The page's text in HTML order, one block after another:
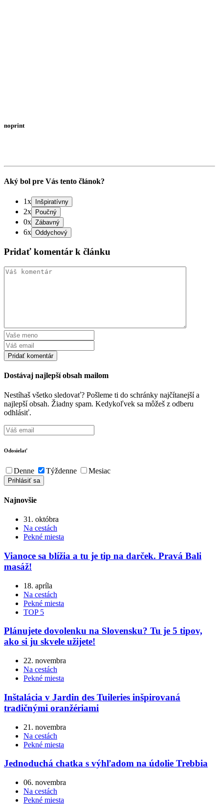
noprint
Aký bol pre Vás tento článok?
1x
2x
0x
6x
Pridať komentár k článku
Dostávaj najlepší obsah mailom
Nestíhaš všetko sledovať? Pošleme ti do schránky najčítanejší a
najlepší obsah. Žiadny spam. Kedykoľvek sa môžeš z odberu
odhlásiť.
Odosielať
Denne Týždenne Mesiac
Najnovšie
31. októbra
Na cestách
Pekné miesta
Vianoce sa blížia a tu je tip na darček. Pravá Bali
masáž!
18. apríla
Na cestách
Pekné miesta
TOP 5
Plánujete dovolenku na Slovensku? Tu je 5 tipov,
ako si ju skvele užijete!
22. novembra
Na cestách
Pekné miesta
Inštalácia v Jardin des Tuileries inšpirovaná
tradičnými oranžériami
21. novembra
Na cestách
Pekné miesta
Jednoduchá chatka s výhľadom na údolie Trebbia
06. novembra
Na cestách
Pekné miesta